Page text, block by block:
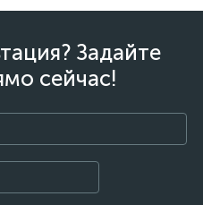
Задайте
сейчас!